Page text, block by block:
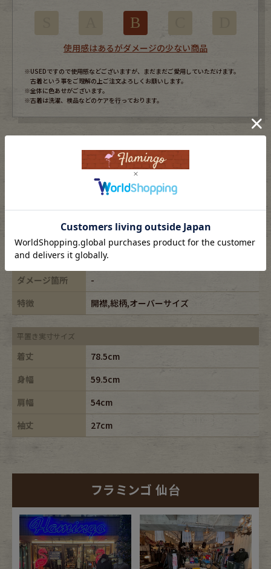
B
使用感はあるがダメージの少ない商品
※USEDですので使用感などございますが、まだまだご愛用していただけます。
古着という事をご理解の上ご注文よろしくお願いします。
※全体に色あせがございます。
※古着は洗濯、検品などのケアを行っております。
Levis/リーバイス
素材
llyocell68%cotton32%
-
カラー
イエロー/yellow,ブラック/black,マルチ
ダメージ箇所
-
特徴
開襟,総柄,オーバーサイズ
平置き実寸サイズ
着丈
78.5cm
身幅
59.5cm
肩幅
54cm
袖丈
27cm
フラミンゴ 仙台